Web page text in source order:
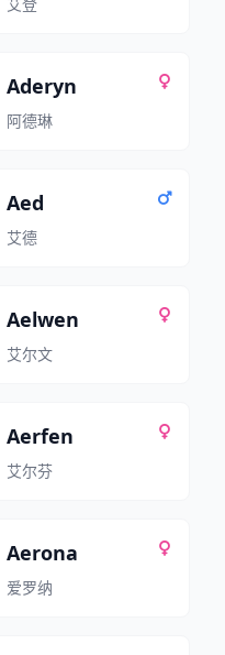
Aderyn
阿德琳
Aed
艾德
Aelwen
艾尔文
Aerfen
艾尔芬
Aerona
爱罗纳